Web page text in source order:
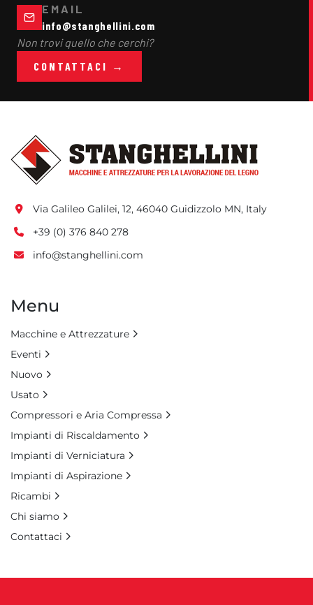
EMAIL
info@stanghellini.com
Non trovi quello che cerchi?
CONTATTACI →
Via Galileo Galilei, 12, 46040 Guidizzolo MN, Italy
+39 (0) 376 840 278
info@stanghellini.com
Menu
Macchine e Attrezzature
Eventi
Nuovo
Usato
Compressori e Aria Compressa
Impianti di Riscaldamento
Impianti di Verniciatura
Impianti di Aspirazione
Ricambi
Chi siamo
Contattaci